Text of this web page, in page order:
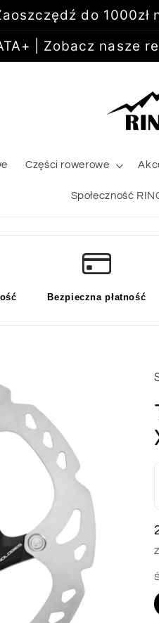
do
| Zobacz nasze
Części rowerowe
Społeczność
Bezpieczna płatność